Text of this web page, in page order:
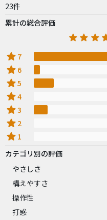
23件
累計の総合評価
star 7
star 6
star5
star4
star3
star 2
star 1
カテゴリ別の評価
やさしさ
構えやすさ
操作性
打感